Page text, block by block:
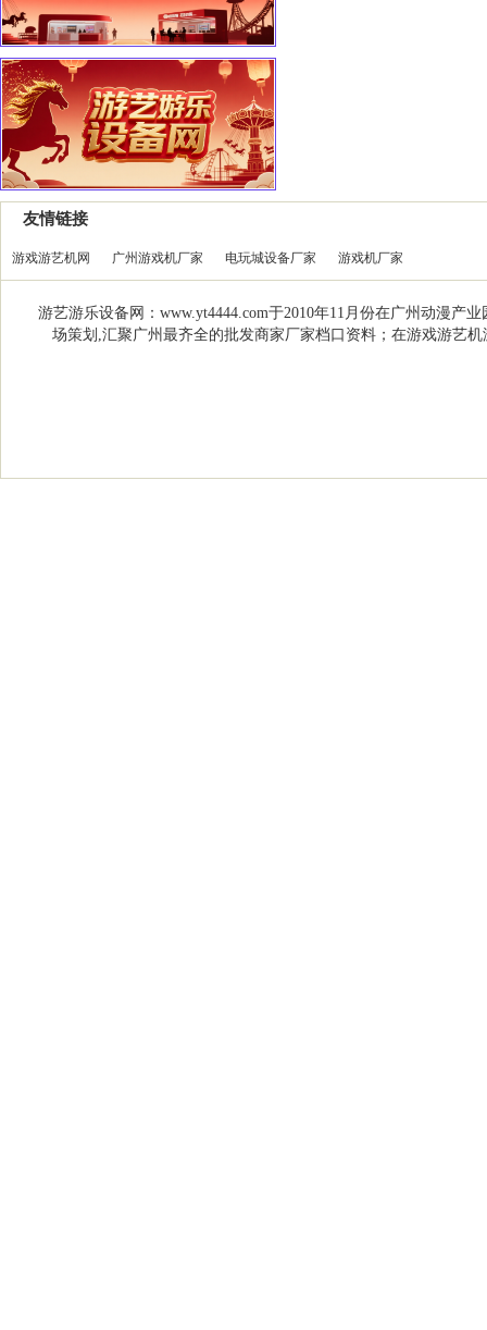
友情链接
游戏游艺机网 广州游戏机厂家 电玩城设备厂家 游戏机厂家
游艺游乐设备网：www.yt4444.com于2010年11月份在广州动漫
场策划,汇聚广州最齐全的批发商家厂家档口资料；在游戏游艺